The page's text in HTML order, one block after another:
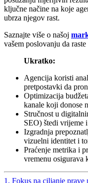
ključne načine na koje
ubrza njegov rast.
Saznajte više o našoj
vašem poslovanju da
Ukratko:
Agencija koristi
pretpostavki da
Optimizacija
kanale koji donose
Stručnost u
SEO) štedi vrijeme
Izgradnja
vizuelni identitet i
Praćenje metrika i
vremenu osigurava
1. Fokus na ciljanje prave